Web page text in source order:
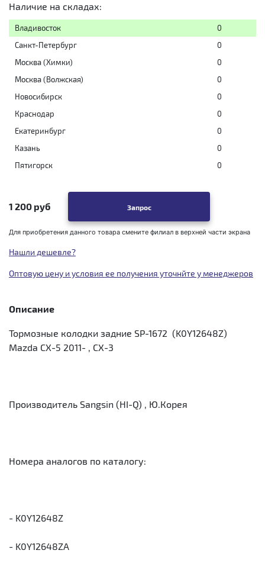
Наличие на складах:
Владивосток
0
Санкт-Петербург
0
Москва (Химки)
0
Москва (Волжская)
0
Новосибирск
0
Краснодар
0
Екатеринбург
0
Казань
0
Пятигорск
0
1 200 руб Запрос
Для приобретения данного товара смените филиал в верхней части экрана
Нашли дешевле?
Оптовую цену и условия ее получения уточнйте у менеджеров
Описание
Тормозные колодки задние SP-1672 (K0Y12648Z)
Mazda CX-5 2011- , CX-3
Производитель Sangsin (HI-Q) , Ю.Корея
Номера аналогов по каталогу:
- K0Y12648Z
- K0Y12648ZA